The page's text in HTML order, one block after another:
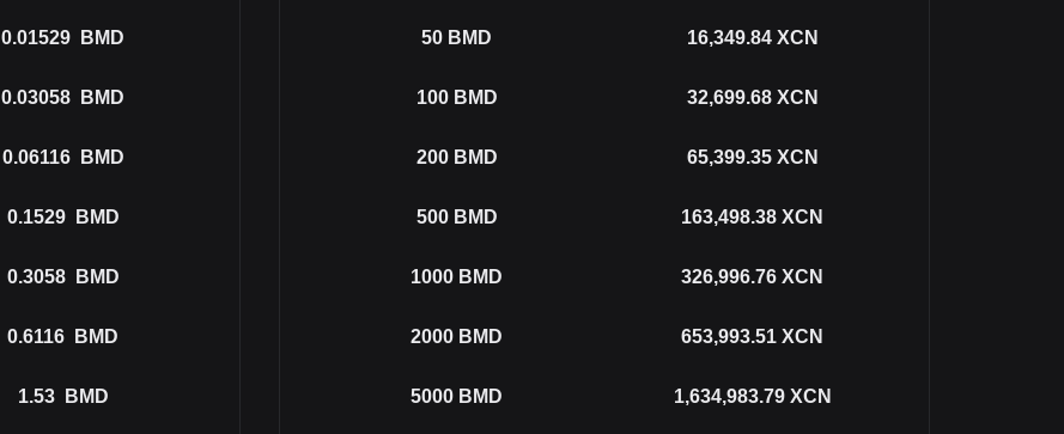
0.01529 BMD
0.03058 BMD
0.06116 BMD
0.1529 BMD
0.3058 BMD
0.6116 BMD
1.53 BMD
50 BMD 16,349.84 XCN
100 BMD 32,699.68 XCN
200 BMD 65,399.35 XCN
500 BMD 163,498.38 XCN
1000 BMD 326,996.76 XCN
2000 BMD 653,993.51 XCN
5000 BMD 1,634,983.79 XCN